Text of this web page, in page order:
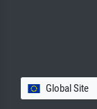
Global Site